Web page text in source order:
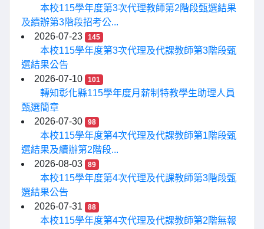
本校115學年度第3次代理教師第2階段甄選結果
及續辦第3階段招考公...
2026-07-23
145
本校115學年度第3次代理及代課教師第3階段甄
選結果公告
2026-07-10
101
轉知彰化縣115學年度月薪制特教學生助理人員
甄選簡章
2026-07-30
98
本校115學年度第4次代理及代課教師第1階段甄
選結果及續辦第2階段...
2026-08-03
89
本校115學年度第4次代理及代課教師第3階段甄
選結果公告
2026-07-31
88
本校115學年度第4次代理及代課教師第2階無報